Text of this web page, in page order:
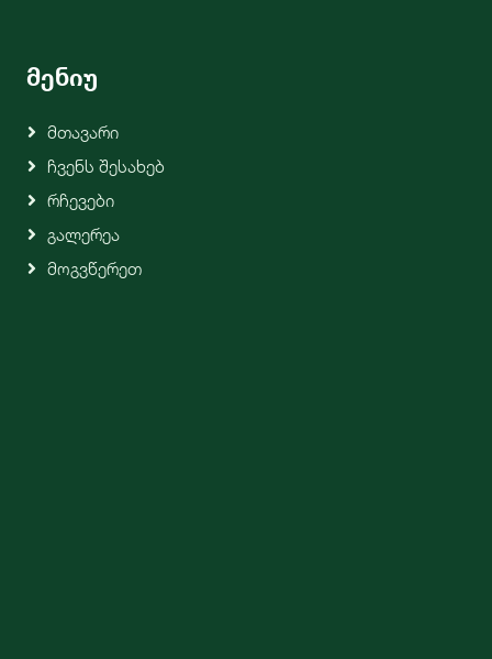
მენიუ
Მთავარი
Ჩვენს Შესახებ
Რჩევები
Გალერეა
Მოგვწერეთ